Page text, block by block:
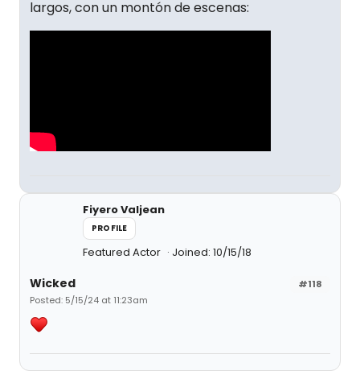
largos, con un montón de escenas:
Fiyero Valjean
PROFILE
Featured Actor Joined: 10/15/18
#118
Wicked
Posted: 5/15/24 at 11:23am